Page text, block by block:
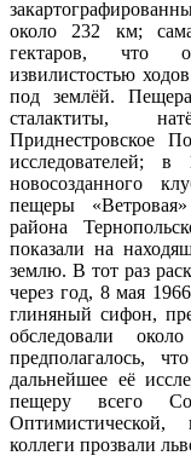
около 232 км;
гектаров, что
извилистостью
под землёй.
сталактиты,
Приднестровское
исследователей;
новосозданного
пещеры
района
показали на
землю. В тот раз
через год, 8 мая
глиняный сифон,
обследовали
предполагалось,
дальнейшее её
пещеру всего
Оптимистической,
коллеги прозвали